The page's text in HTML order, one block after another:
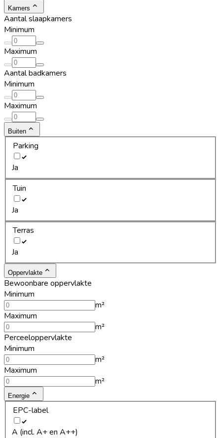
Kamers
Aantal slaapkamers
Minimum
Maximum
Aantal badkamers
Minimum
Maximum
Buiten
Parking
Ja
Tuin
Ja
Terras
Ja
Oppervlakte
Bewoonbare oppervlakte
Minimum
m²
Maximum
m²
Perceeloppervlakte
Minimum
m²
Maximum
m²
Energie
EPC-label
A (incl. A+ en A++)